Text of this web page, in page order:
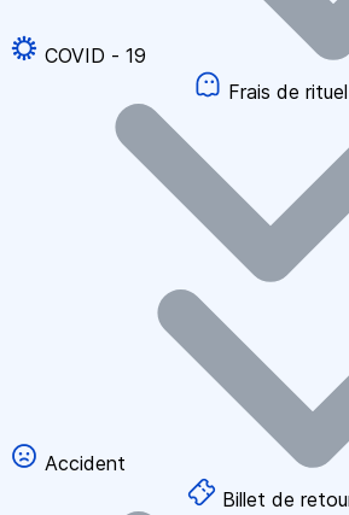
COVID - 19
Frais de rituel
Accident
Billet de